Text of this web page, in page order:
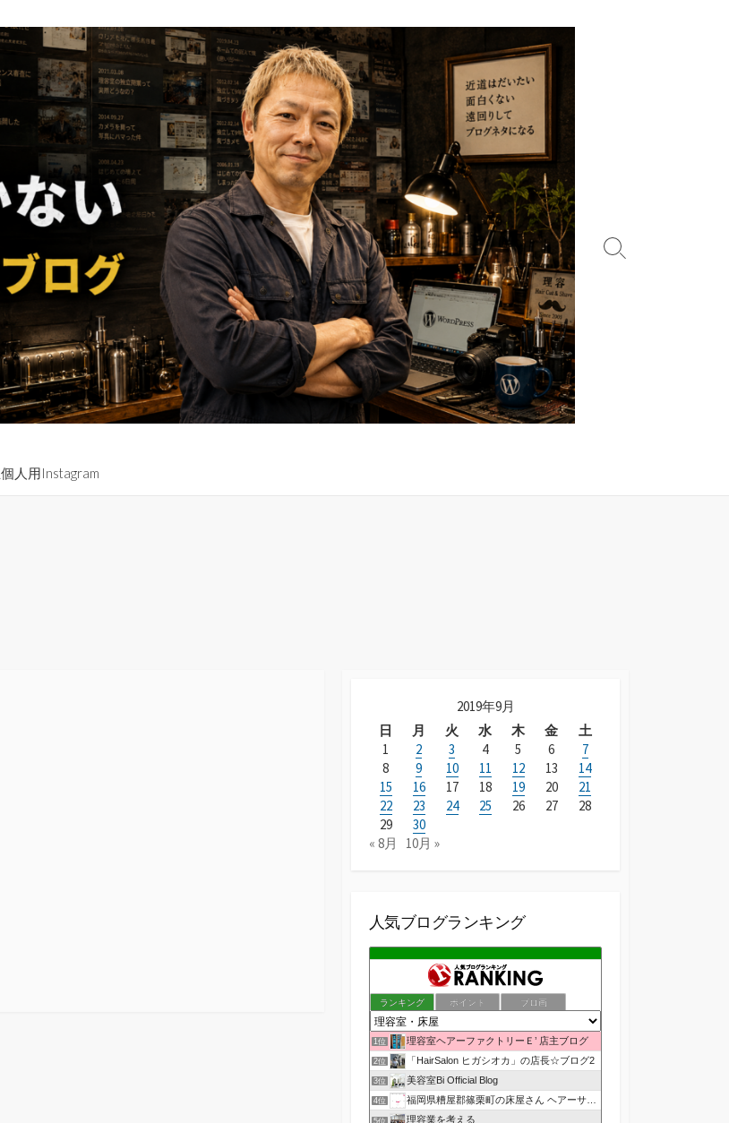
人用Instagram
検
2019年9月
日
月 火 水 木 金
土
1
2 3 4 5 6
7
8
9 10 11 12 13
14
15
16 17 18 19 20
21
22
23 24 25 26 27
28
29
30
« 8月
10月 »
人気ブログランキング
ランキング ポイント ブロ画
1位 理容室ヘアーファクトリーＥ’ 店主ブログ
2位 「HairSalon ヒガシオカ」の店長☆ブログ2
3位 美容室Bi Official Blog
4位 福岡県糟屋郡篠栗町の床屋さん ヘアーサロン１２３公式ブログ
5位 理容業を考える